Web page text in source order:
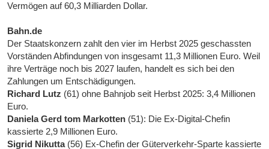
Vermögen auf 60,3 Milliarden Dollar.
Bahn.de
Der Staatskonzern zahlt den vier im Herbst 2025 geschassten
Vorständen Abfindungen von insgesamt 11,3 Millionen Euro. Weil
ihre Verträge noch bis 2027 laufen, handelt es sich bei den
Zahlungen um Entschädigungen.
Richard Lutz (61) ohne Bahnjob seit Herbst 2025: 3,4 Millionen
Euro.
Daniela Gerd tom Markotten (51): Die Ex-Digital-Chefin
kassierte 2,9 Millionen Euro.
Sigrid Nikutta(56) Ex-Chefin der Güterverkehr-Sparte kassierte